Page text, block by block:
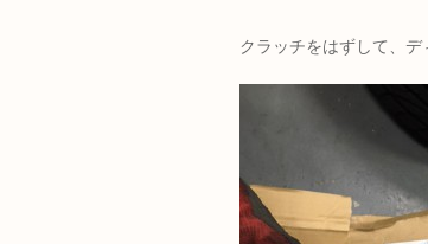
クラッチをはずして、デ